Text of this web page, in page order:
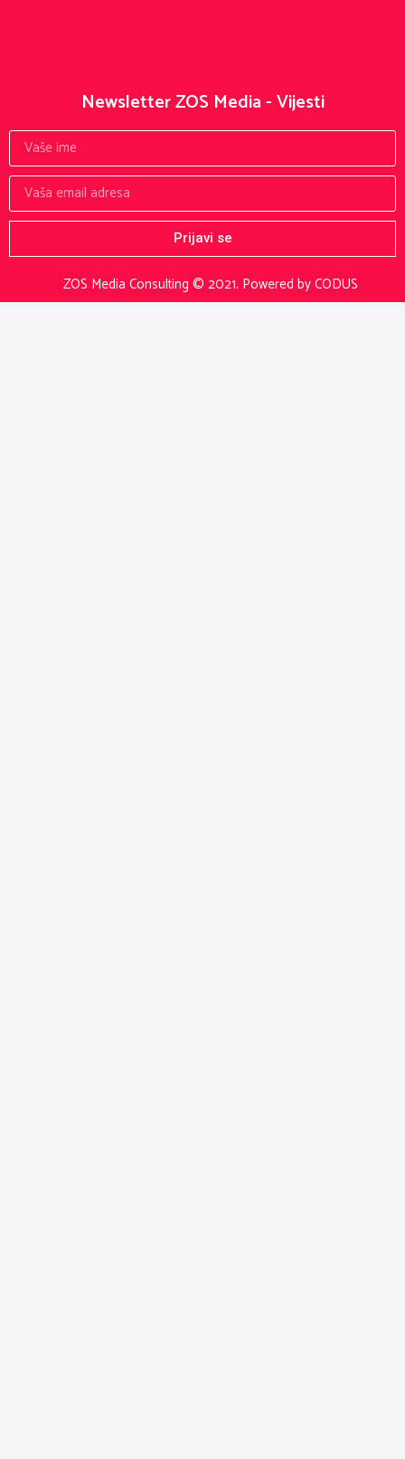
ZOS Media Consulting © 2021. Powered by CODUS
Newsletter ZOS Media - Vijesti
Prijavi se